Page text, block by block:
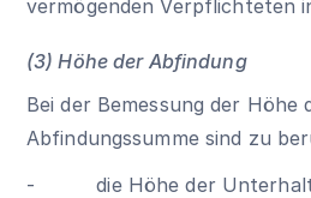
vermögenden Verpflichteten
(3) Höhe der Abfindung
Bei der Bemessung der Höhe
Abfindungssumme sind zu
- die Höhe der